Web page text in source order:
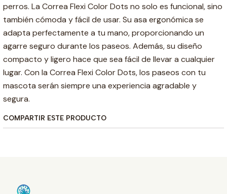
perros. La Correa Flexi Color Dots no solo es funcional, sino
también cómoda y fácil de usar. Su asa ergonómica se
adapta perfectamente a tu mano, proporcionando un
agarre seguro durante los paseos. Además, su diseño
compacto y ligero hace que sea fácil de llevar a cualquier
lugar. Con la Correa Flexi Color Dots, los paseos con tu
mascota serán siempre una experiencia agradable y
segura.
COMPARTIR ESTE PRODUCTO